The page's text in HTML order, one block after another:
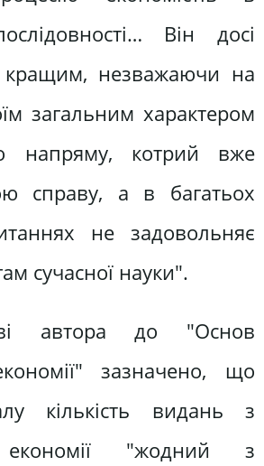
Він досі
кращим, незважаючи на
загальним характером
напряму, котрий вже
справу, а в багатьох
не задовольняє
сучасної науки".
автора до "Основ
зазначено, що
кількість видань з
економії "жодний з